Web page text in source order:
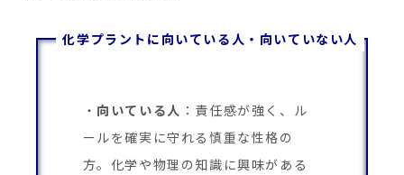
化学プラントに向いている人・向いていない人
向いている人 ：責任感が強く、ル
ールを確実に守れる慎重な性格の
方。化学や物理の知識に興味がある